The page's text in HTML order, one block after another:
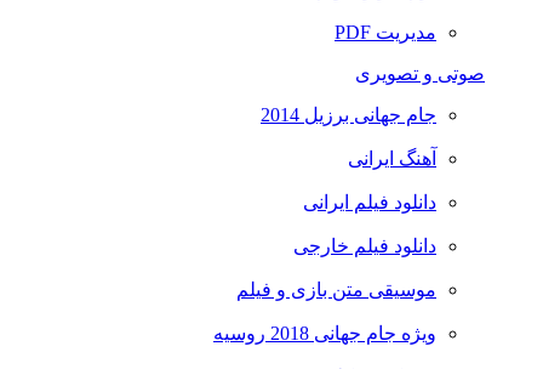
مدیریت PDF
صوتی و تصویری
جام جهانی برزیل 2014
آهنگ ایرانی
دانلود فیلم ایرانی
دانلود فیلم خارجی
موسیقی متن بازی و فیلم
ویژه جام جهانی 2018 روسیه